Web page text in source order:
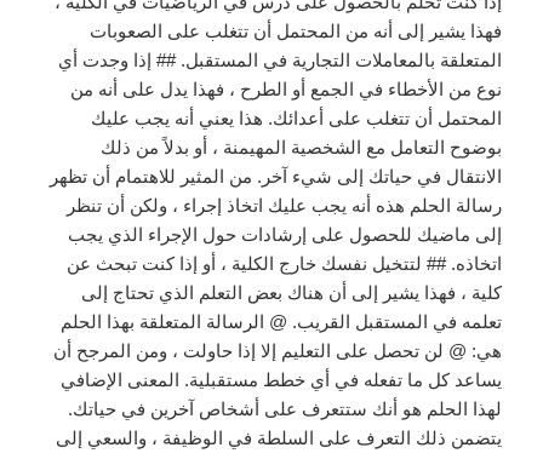
فهذا يشير إلى أنه من المحتمل أن تتغلب على الصعوبات
المتعلقة بالمعاملات التجارية في المستقبل. ## إذا وجدت أي
نوع من الأخطاء في الجمع أو الطرح ، فهذا يدل على أنه من
المحتمل أن تتغلب على أعدائك. هذا يعني أنه يجب عليك
بوضوح التعامل مع الشخصية المهيمنة ، أو بدلاً من ذلك
الانتقال في حياتك إلى شيء آخر. من المثير للاهتمام أن تظهر
رسالة الحلم هذه أنه يجب عليك اتخاذ إجراء ، ولكن أن تنظر
إلى ماضيك للحصول على إرشادات حول الإجراء الذي يجب
اتخاذه. ## لتتخيل نفسك خارج الكلية ، أو إذا كنت تبحث عن
كلية ، فهذا يشير إلى أن هناك بعض التعلم الذي تحتاج إلى
تعلمه في المستقبل القريب. @ الرسالة المتعلقة بهذا الحلم
هي: @ لن تحصل على التعليم إلا إذا حاولت ، ومن المرجح أن
يساعد كل ما تفعله في أي خطط مستقبلية. المعنى الإضافي
لهذا الحلم هو أنك ستتعرف على أشخاص آخرين في حياتك.
يتضمن ذلك التعرف على السلطة في الوظيفة ، والسعي إلى